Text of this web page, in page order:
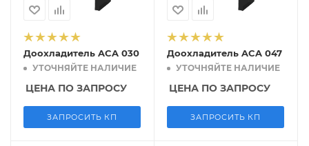
Доохладитель ACA 030
УТОЧНЯЙТЕ НАЛИЧИЕ
ЦЕНА ПО ЗАПРОСУ
ЗАПРОСИТЬ КП
Доохладитель ACA 047
УТОЧНЯЙТЕ НАЛИЧИЕ
ЦЕНА ПО ЗАПРОСУ
ЗАПРОСИТЬ КП